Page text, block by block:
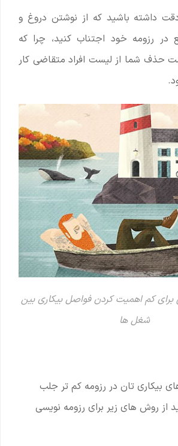
داشته باشید که از نوشتن دروغ و
در رزومه خود اجتناب کنید، چرا که
حذف شما از لیست افراد متقاضی کار
برای کم اهمیت کردن فواصل بیکاری بین
شغل ها
بیکاری تان در رزومه کم تر جلب
از روش های زیر برای رزومه نویسی